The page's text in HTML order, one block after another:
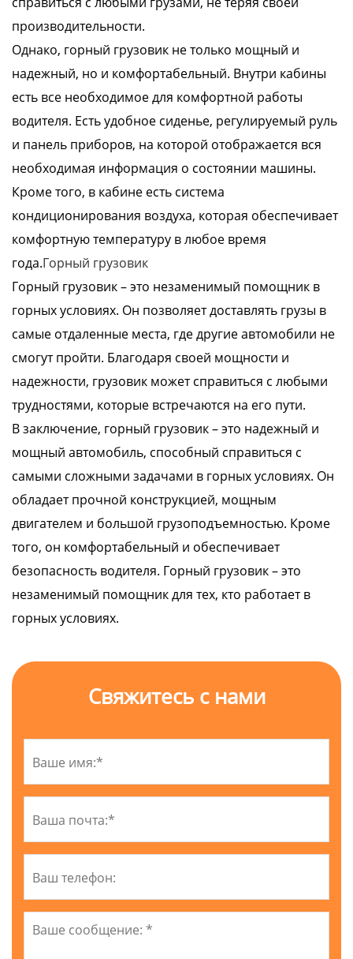
производительности.
Однако, горный грузовик не только мощный и
надежный, но и комфортабельный. Внутри кабины
есть все необходимое для комфортной работы
водителя. Есть удобное сиденье, регулируемый руль
и панель приборов, на которой отображается вся
необходимая информация о состоянии машины.
Кроме того, в кабине есть система
кондиционирования воздуха, которая обеспечивает
комфортную температуру в любое время
года.Горный грузовик
Горный грузовик – это незаменимый помощник в
горных условиях. Он позволяет доставлять грузы в
самые отдаленные места, где другие автомобили не
смогут пройти. Благодаря своей мощности и
надежности, грузовик может справиться с любыми
трудностями, которые встречаются на его пути.
В заключение, горный грузовик – это надежный и
мощный автомобиль, способный справиться с
самыми сложными задачами в горных условиях. Он
обладает прочной конструкцией, мощным
двигателем и большой грузоподъемностью. Кроме
того, он комфортабельный и обеспечивает
безопасность водителя. Горный грузовик – это
незаменимый помощник для тех, кто работает в
горных условиях.
Свяжитесь с нами